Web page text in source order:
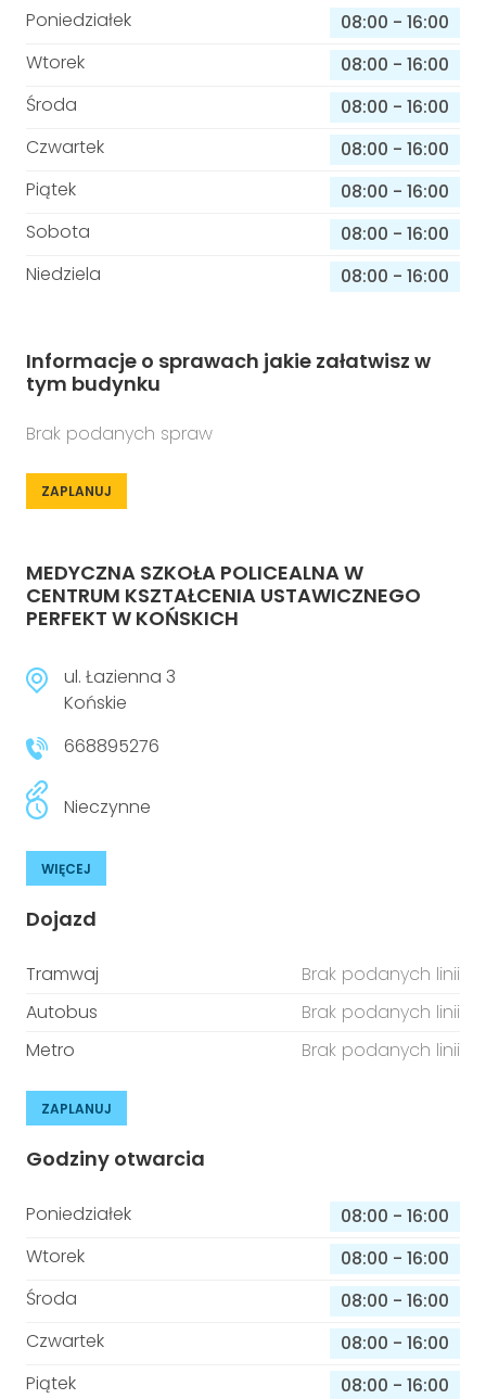
Poniedziałek 08:00 - 16:00
Wtorek
08:00 - 16:00
Środa
08:00 - 16:00
Czwartek
08:00 - 16:00
Piątek
08:00 - 16:00
Sobota
08:00 - 16:00
Niedziela
08:00 - 16:00
Informacje o sprawach jakie załatwisz w
tym budynku
Brak podanych spraw
ZAPLANUJ
MEDYCZNA SZKOŁA POLICEALNA W
CENTRUM KSZTAŁCENIA USTAWICZNEGO
PERFEKT W KOŃSKICH
ul. Łazienna 3
Końskie
668895276
Nieczynne
WIĘCEJ
Dojazd
Tramwaj
Brak podanych linii
Autobus
Brak podanych linii
Metro
Brak podanych linii
ZAPLANUJ
Godziny otwarcia
Poniedziałek 08:00 - 16:00
Wtorek
08:00 - 16:00
Środa
08:00 - 16:00
Czwartek
08:00 - 16:00
Piątek
08:00 - 16:00